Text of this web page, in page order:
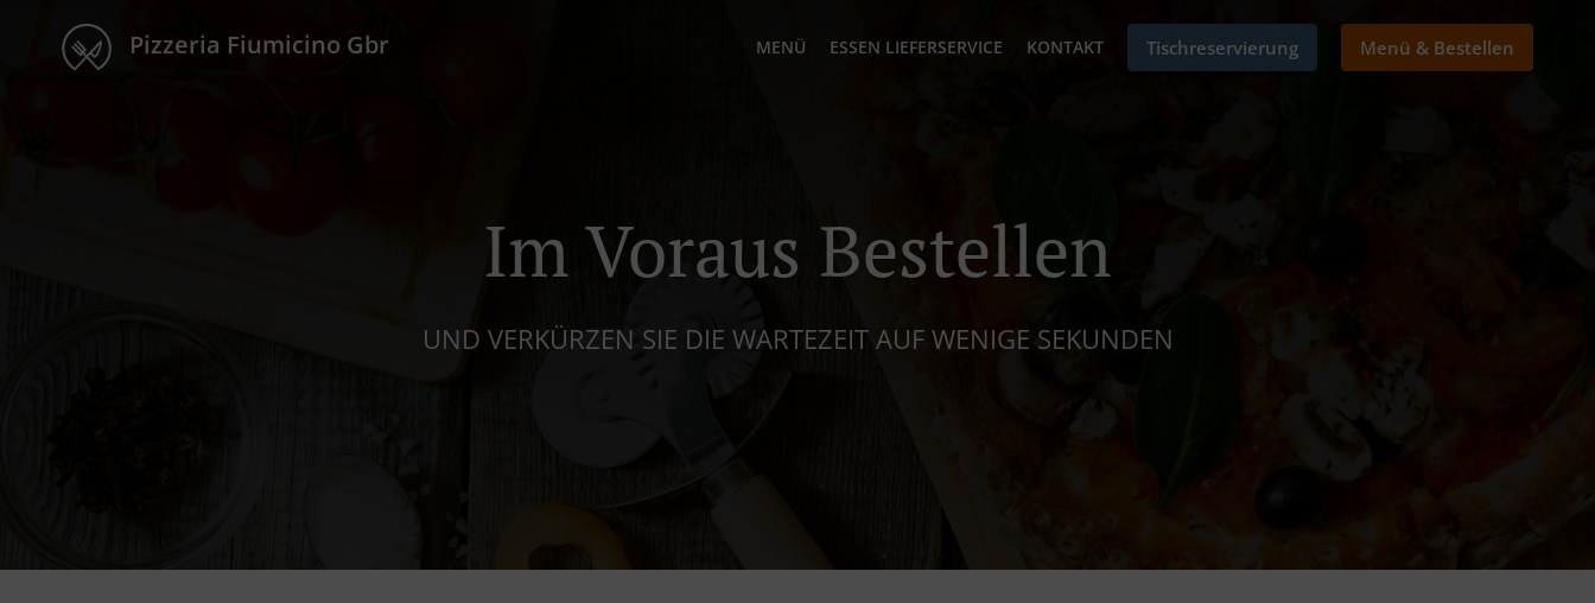
Pizzeria Fiumicino Gbr MENÜ ESSEN LIEFERSERVICE KONTAKT Tischreservierung Menü & Bestellen
Im Voraus Bestellen
UND VERKÜRZEN SIE DIE WARTEZEIT AUF WENIGE SEKUNDEN